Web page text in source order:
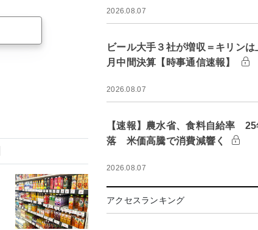
2026.08.07
ビール大手３社が増収＝キリン
月中間決算【時事通信速報】
2026.08.07
【速報】農水省、食料自給率
落 米価高騰で消費減響く
2026.08.07
アクセスランキング